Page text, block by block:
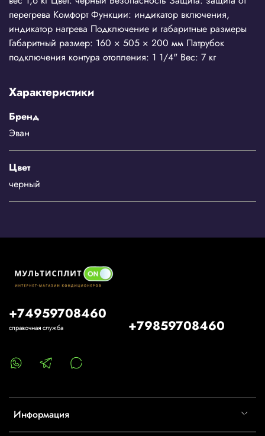
перегрева Комфорт Функции: индикатор включения,
индикатор нагрева Подключение и габаритные размеры
Габаритный размер: 160 × 505 × 200 мм Патрубок
подключения контура отопления: 1 1/4" Вес: 7 кг
Характеристики
Бренд
Эван
Цвет
черный
Информация
+74959708460
справочная служба +79859708460